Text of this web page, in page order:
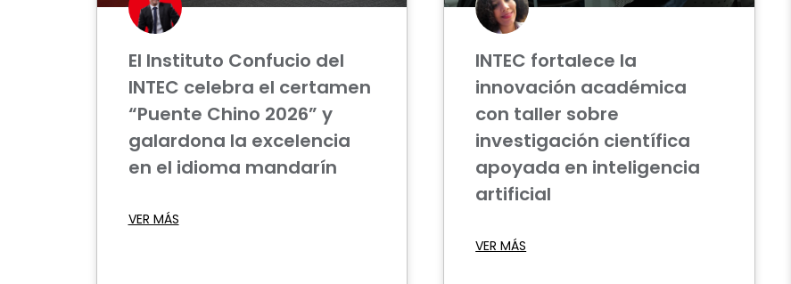
El Instituto Confucio del
INTEC celebra el certamen
“Puente Chino 2026” y
galardona la excelencia
en el idioma mandarín
VER MÁS
INTEC fortalece la
innovación académica
con taller sobre
investigación científica
apoyada en inteligencia
artificial
VER MÁS